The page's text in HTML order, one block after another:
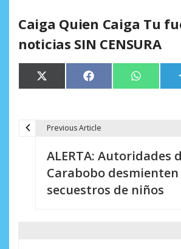
Caiga Quien Caiga Tu
noticias SIN CENSURA
Compartir
en
X
(Twitter)
Compartir
en
Facebook Compartir
en
WhatsApp
Previous Article
ALERTA: Autoridades
Carabobo
secuestros de niños